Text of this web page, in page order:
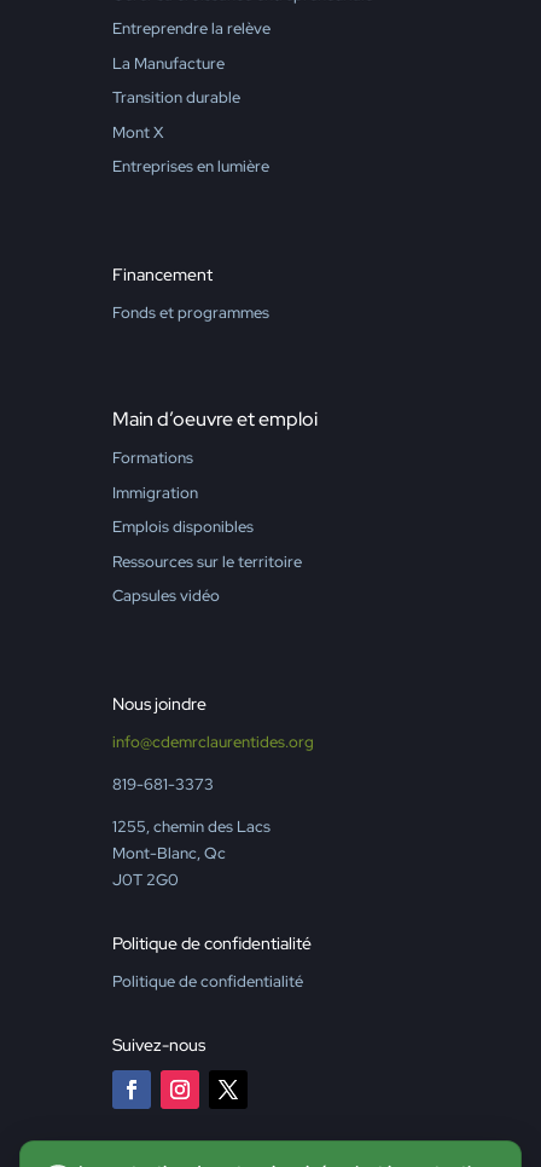
Entreprendre la relève
La Manufacture
Transition durable
Mont X
Entreprises en lumière
Financement
Fonds et programmes
Main d’oeuvre et emploi
Formations
Immigration
Emplois disponibles
Ressources sur le territoire
Capsules vidéo
Nous joindre
info@cdemrclaurentides.org
819-681-3373
1255, chemin des Lacs
Mont-Blanc, Qc
J0T 2G0
Politique de confidentialité
Politique de confidentialité
Suivez-nous